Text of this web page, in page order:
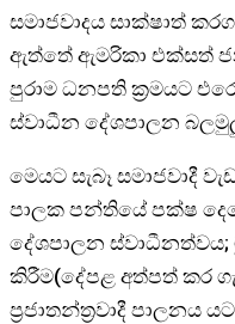
සමාජවාදය සාක්ෂාත්
ඇත්තේ ඇමරිකා එක්සත්
පුරාම ධනපති ක්‍රමයට
ස්වාධීන දේශපාලන
මෙයට සැබෑ සමාජවාදී
පාලක පන්තියේ පක්ෂ
දේශපාලන ස්වාධීනත්වය;
කිරීම(දේපළ අත්පත් කර
ප්‍රජාතන්ත්‍රවාදී